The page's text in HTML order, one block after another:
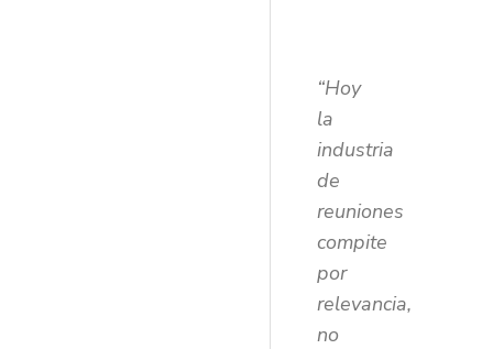
“Hoy
la
industria
de
reuniones
compite
por
relevancia,
no